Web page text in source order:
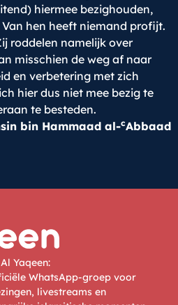
hiermee bezighouden,
hen heeft niemand profijt.
roddelen namelijk over
misschien de weg af naar
en verbetering met zich
hier dus niet mee bezig te
te besteden.
bin Hammaad al-cAbbaad
Yaqeen:
WhatsApp-groep voor
livestreams en